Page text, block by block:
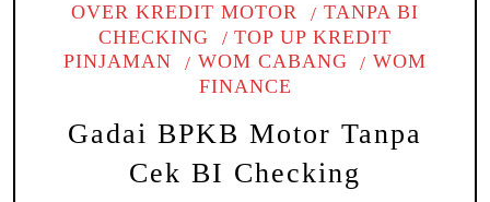
OVER KREDIT MOTOR
TANPA BI
CHECKING
TOP UP KREDIT
PINJAMAN
WOM CABANG
WOM
FINANCE
Gadai BPKB Motor Tanpa
Cek BI Checking